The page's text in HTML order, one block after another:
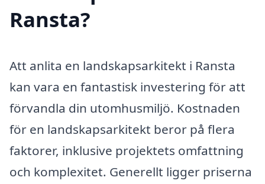
Ransta?
Att anlita en landskapsarkitekt i Ransta
kan vara en fantastisk investering för att
förvandla din utomhusmiljö. Kostnaden
för en landskapsarkitekt beror på flera
faktorer, inklusive projektets omfattning
och komplexitet. Generellt ligger priserna